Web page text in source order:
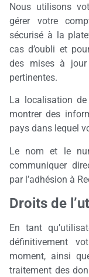
Nous utilisons
gérer votre
sécurisé à la
cas d’oubli et
des mises à jour
pertinentes.
La localisation
montrer des
pays dans lequel
Le nom et le
communiquer
par l’adhésion à
Droits de
En tant
définitivement
moment, ainsi
traitement des